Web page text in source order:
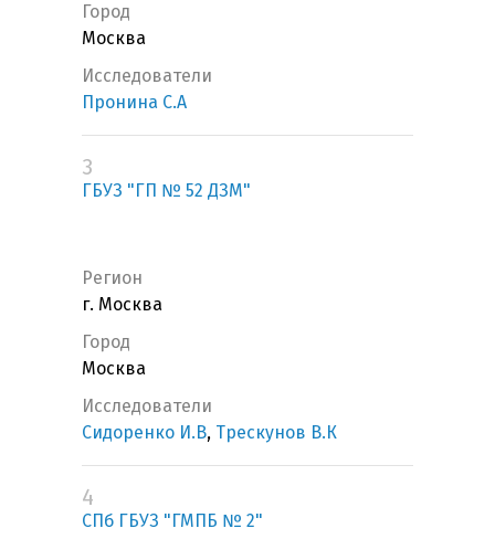
Город
Москва
Исследователи
Пронина С.А
3
ГБУЗ "ГП № 52 ДЗМ"
Регион
г. Москва
Город
Москва
Исследователи
Сидоренко И.В, Трескунов В.К
4
СПб ГБУЗ "ГМПБ № 2"